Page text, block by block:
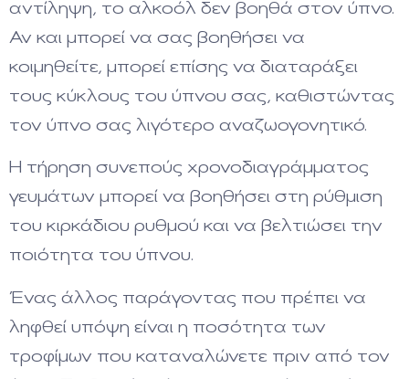
αντίληψη, το αλκοόλ δεν βοηθά στον ύπνο.
Αν και μπορεί να σας βοηθήσει να
κοιμηθείτε, μπορεί επίσης να διαταράξει
τους κύκλους του ύπνου σας, καθιστώντας
τον ύπνο σας λιγότερο αναζωογονητικό.
Η τήρηση συνεπούς χρονοδιαγράμματος
γευμάτων μπορεί να βοηθήσει στη ρύθμιση
του κιρκάδιου ρυθμού και να βελτιώσει την
ποιότητα του ύπνου.
Ένας άλλος παράγοντας που πρέπει να
ληφθεί υπόψη είναι η ποσότητα των
τροφίμων που καταναλώνετε πριν από τον